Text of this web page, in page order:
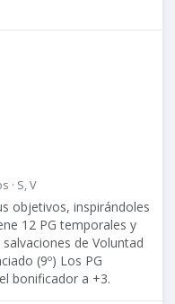
· S, V
objetivos, inspirándoles
12 PG temporales y
de Voluntad
(9º) Los PG
bonificador a +3.